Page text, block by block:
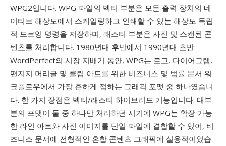
WPG2입니다. WPG 파일의 벡터 부분은 모든 출력 장치의 네
이티브 해상도에서 스케일링하고 인쇄할 수 있는 해상도 독립
적 드로잉 명령을 저장하며, 래스터 부분은 사진 및 스캔된 콘
텐츠를 처리합니다. 1980년대 후반에서 1990년대 초반
WordPerfect의 시장 지배기 동안, WPG는 로고, 다이어그램,
편지지 머리글 및 클립 아트를 위한 비즈니스 및 법률 문서 워
크플로우에서 가장 흔하게 접하는 그래픽 포맷 중 하나였습니
다. 한 가지 장점은 벡터/래스터 하이브리드 기능입니다: 대부
분의 포맷이 둘 중 하나만 처리하던 시기에 WPG는 확장 가능
한 라인 아트와 사진 이미지를 단일 파일에 결합할 수 있어, 비
즈니스 문서에 전형적인 혼합 콘텐츠 그래픽에 실용적이었습